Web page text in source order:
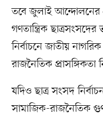
তবে জুলাই আন্দোলনের
গণতান্ত্রিক
নির্বাচনে জাতীয়
রাজনৈতিক প্রাসঙ্গিকতা
যদিও ছাত্র সংসদ
সামাজিক-রাজনৈতিক